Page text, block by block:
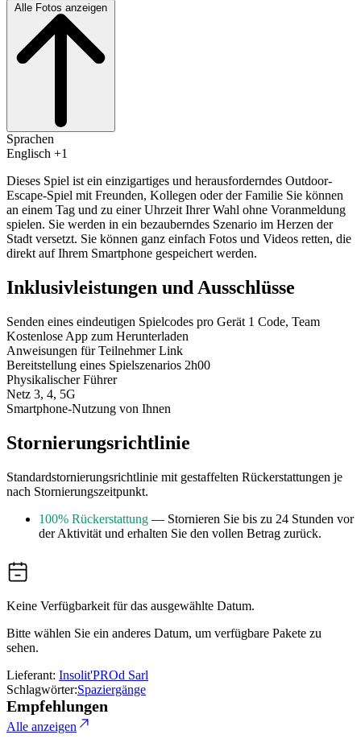
Sprachen
Englisch +1
Dieses Spiel ist ein einzigartiges und herausforderndes Outdoor-
Escape-Spiel mit Freunden, Kollegen oder der Familie Sie können
an einem Tag und zu einer Uhrzeit Ihrer Wahl ohne Voranmeldung
spielen. Sie werden in ein bezauberndes Szenario im Herzen der
Stadt versetzt. Sie können ganz einfach Fotos und Videos retten, die
direkt auf Ihrem Smartphone gespeichert werden.
Inklusivleistungen und Ausschlüsse
Senden eines eindeutigen Spielcodes pro Gerät 1 Code, Team
Kostenlose App zum Herunterladen
Anweisungen für Teilnehmer Link
Bereitstellung eines Spielszenarios 2h00
Physikalischer Führer
Netz 3, 4, 5G
Smartphone-Nutzung von Ihnen
Stornierungsrichtlinie
Standardstornierungsrichtlinie mit gestaffelten Rückerstattungen je
nach Stornierungszeitpunkt.
100% Rückerstattung — Stornieren Sie bis zu 24 Stunden vor
der Aktivität und erhalten Sie den vollen Betrag zurück.
Keine Verfügbarkeit für das ausgewählte Datum.
Bitte wählen Sie ein anderes Datum, um verfügbare Pakete zu
sehen.
Lieferant: Insolit'PROd Sarl
Schlagwörter:Spaziergänge
Empfehlungen
Alle anzeigen